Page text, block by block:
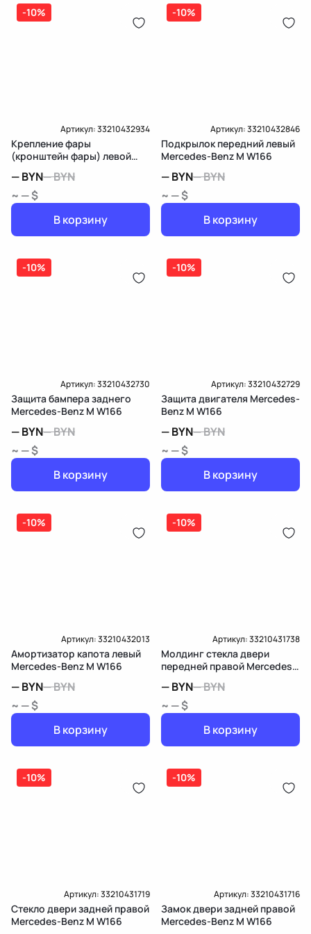
дозатор-распределитель топлива
Карта рассрочки онлайн
-10%
Артикул:33210432934
Крепление фары
(кронштейн фары) левой
—BYN—BYN
~ — $
В корзину
-10%
Артикул:33210432846
Подкрылок передний левый
Mercedes-Benz M W166
—BYN—BYN
~ — $
В корзину
-10%
Артикул:33210432730
Защита бампера заднего
Mercedes-Benz M W166
—BYN—BYN
~ — $
В корзину
-10%
Артикул:33210432729
Защита двигателя Mercedes-
Benz M W166
—BYN—BYN
~ — $
В корзину
-10%
Артикул:33210432013
Амортизатор капота левый
Mercedes-Benz M W166
—BYN—BYN
~ — $
В корзину
-10%
Артикул:33210431738
Молдинг стекла двери
передней правой Mercedes-
—BYN—BYN
~ — $
В корзину
-10%
Артикул:33210431719
Стекло двери задней правой
Mercedes-Benz M W166
-10%
Артикул:33210431716
Замок двери задней правой
Mercedes-Benz M W166